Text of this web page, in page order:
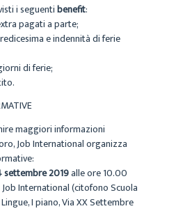
i seguentibenefit:
pagati a parte;
e indennità di ferie
di ferie;
maggiori informazioni
Job International organizza
settembre 2019alle ore 10.00
International (citofono Scuola
I piano, Via XX Settembre